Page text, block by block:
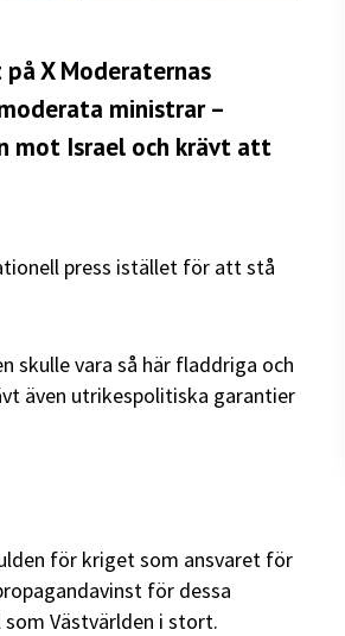
X Moderaternas
ministrar –
mot Israel och krävt att
press istället för att stå
skulle vara så här fladdriga och
även utrikespolitiska garantier
för kriget som ansvaret för
för dessa
Västvärlden i stort.